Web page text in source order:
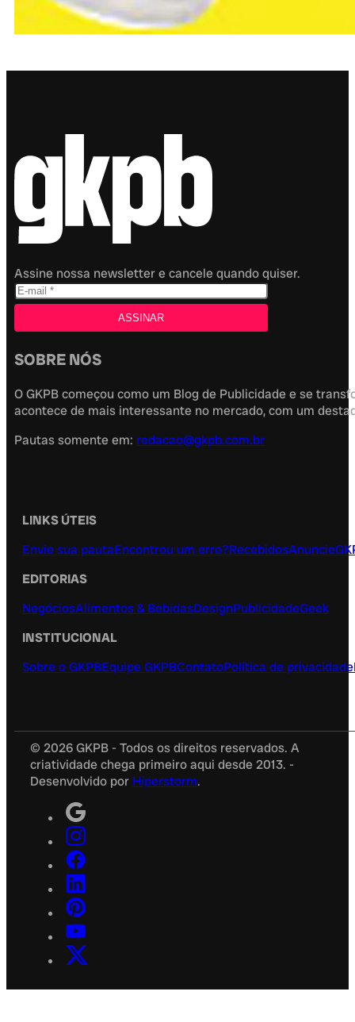
Assine nossa newsletter e cancele quando quiser.
SOBRE NÓS
O GKPB começou como um Blog de Publicidade e se
acontece de mais interessante no mercado, com um
Pautas somente em: redacao@gkpb.com.br
LINKS ÚTEIS
Envie sua pautaEncontrou um erro?RecebidosAnuncie
EDITORIAS
NegóciosAlimentos & BebidasDesignPublicidadeGeek
INSTITUCIONAL
Sobre o GKPBEquipe GKPBContatoPolítica de privacidade
© 2026 GKPB - Todos os direitos reservados. A
criatividade chega primeiro aqui desde 2013. -
Desenvolvido por Hiperstorm.